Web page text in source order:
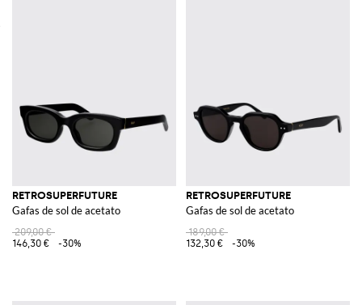
RETROSUPERFUTURE
Gafas de sol de acetato
209,00 €
146,30 €
-30%
RETROSUPERFUTURE
Gafas de sol de acetato
189,00 €
132,30 €
-30%